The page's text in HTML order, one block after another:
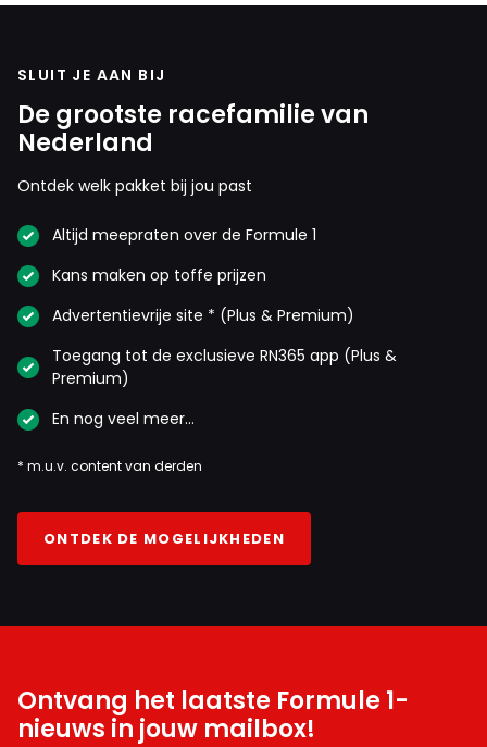
SLUIT JE AAN BIJ
De grootste racefamilie van
Nederland
Ontdek welk pakket bij jou past
Altijd meepraten over de Formule 1
Kans maken op toffe prijzen
Advertentievrije site * (Plus & Premium)
Toegang tot de exclusieve RN365 app (Plus &
Premium)
En nog veel meer…
* m.u.v. content van derden
ONTDEK DE MOGELIJKHEDEN
Ontvang het laatste Formule 1-
nieuws in jouw mailbox!